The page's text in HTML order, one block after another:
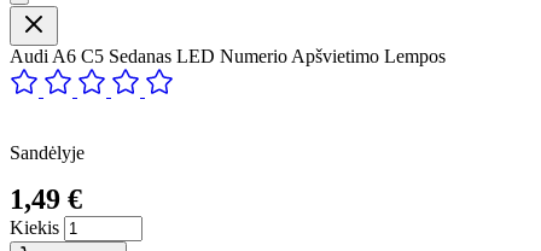
Audi A6 C5 Sedanas LED Numerio Apšvietimo Lempos
Sandėlyje
1,49 €
Kiekis